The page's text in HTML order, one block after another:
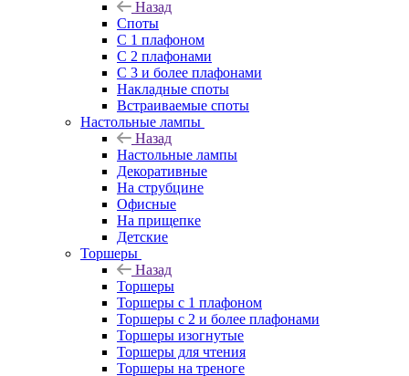
Назад
Споты
С 1 плафоном
С 2 плафонами
С 3 и более плафонами
Накладные споты
Встраиваемые споты
Настольные лампы
Назад
Настольные лампы
Декоративные
На струбцине
Офисные
На прищепке
Детские
Торшеры
Назад
Торшеры
Торшеры с 1 плафоном
Торшеры с 2 и более плафонами
Торшеры изогнутые
Торшеры для чтения
Торшеры на треноге